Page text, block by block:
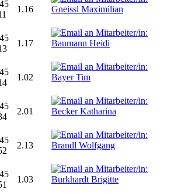
1.16
1.17
1.02
2.01
2.13
1.03